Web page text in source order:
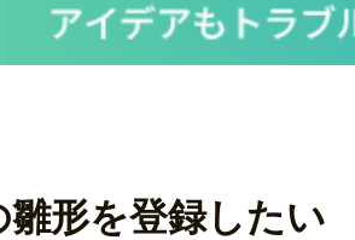
雛形を登録したい